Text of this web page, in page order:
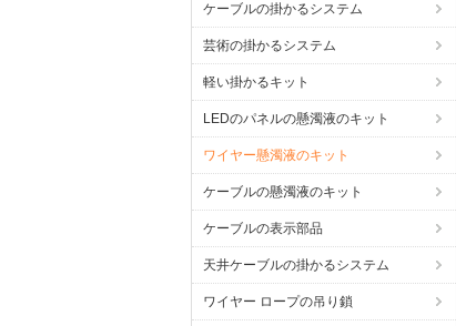
ケーブルの掛かるシステム
芸術の掛かるシステム
軽い掛かるキット
LEDのパネルの懸濁液のキット
ワイヤー懸濁液のキット
ケーブルの懸濁液のキット
ケーブルの表示部品
天井ケーブルの掛かるシステム
ワイヤー ロープの吊り鎖